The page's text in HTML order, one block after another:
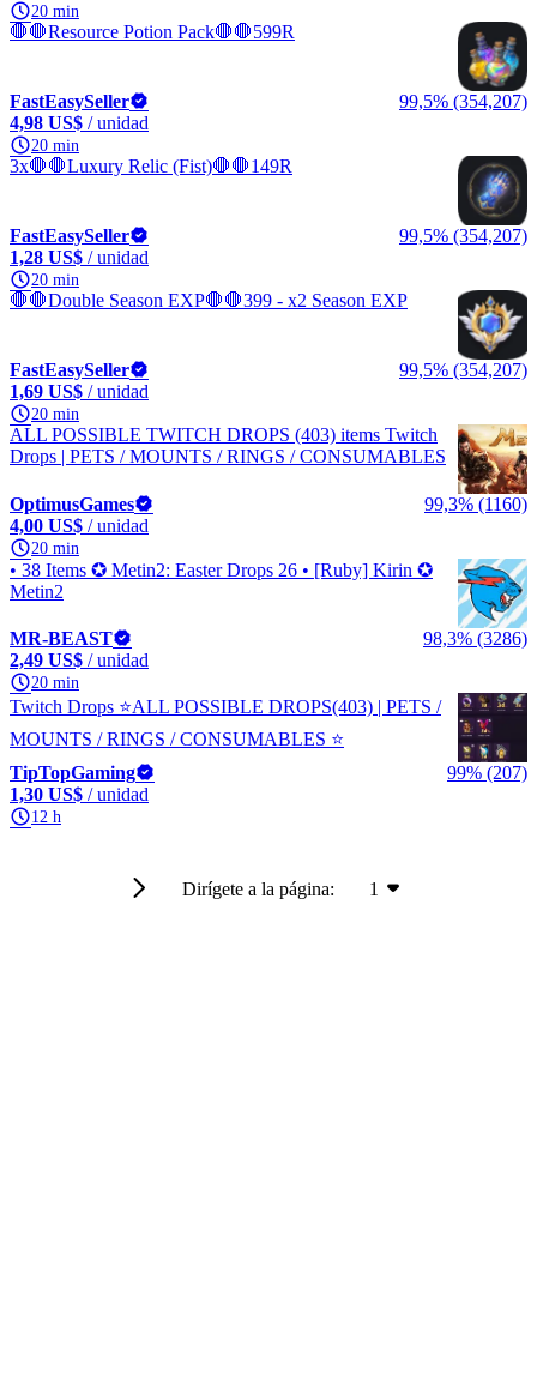
20 min
🛑🛑Resource Potion Pack🛑🛑599R
FastEasySeller
99,5% (354,207)
4,98 US$ / unidad
20 min
3x🛑🛑Luxury Relic (Fist)🛑🛑149R
FastEasySeller
99,5% (354,207)
1,28 US$ / unidad
20 min
🛑🛑Double Season EXP🛑🛑399 - x2 Season EXP
FastEasySeller
99,5% (354,207)
1,69 US$ / unidad
20 min
ALL POSSIBLE TWITCH DROPS (403) items Twitch
Drops | PETS / MOUNTS / RINGS / CONSUMABLES
OptimusGames
99,3% (1160)
4,00 US$ / unidad
20 min
• 38 Items ✪ Metin2: Easter Drops 26 • [Ruby] Kirin ✪
Metin2
MR-BEAST
98,3% (3286)
2,49 US$ / unidad
20 min
Twitch Drops ⭐ALL POSSIBLE DROPS(403) | PETS /
MOUNTS / RINGS / CONSUMABLES ⭐
TipTopGaming
99% (207)
1,30 US$ / unidad
12 h
Dirígete a la página: 1